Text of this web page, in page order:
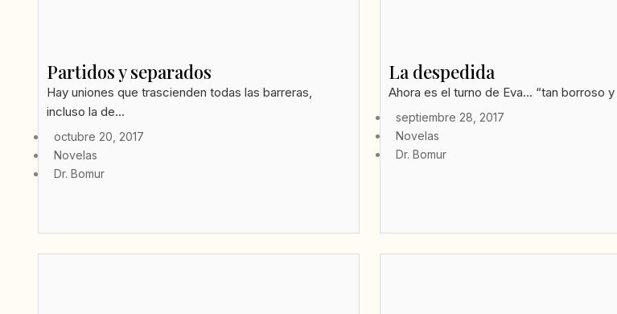
Partidos y separados
Hay uniones que trascienden todas las barreras,
incluso la de...
octubre 20, 2017
Novelas
Dr. Bomur
La despedida
Ahora es el turno de Eva... “tan borroso
septiembre 28, 2017
Novelas
Dr. Bomur